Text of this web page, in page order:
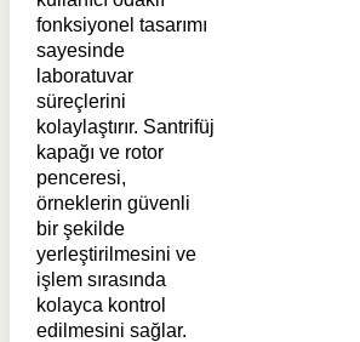
fonksiyonel tasarımı
sayesinde
laboratuvar
süreçlerini
kolaylaştırır. Santrifüj
kapağı ve rotor
penceresi,
örneklerin güvenli
bir şekilde
yerleştirilmesini ve
işlem sırasında
kolayca kontrol
edilmesini sağlar.